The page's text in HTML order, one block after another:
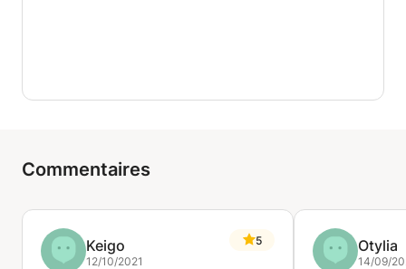
Commentaires
Keigo
12/10/2021
5 Otylia
14/09/